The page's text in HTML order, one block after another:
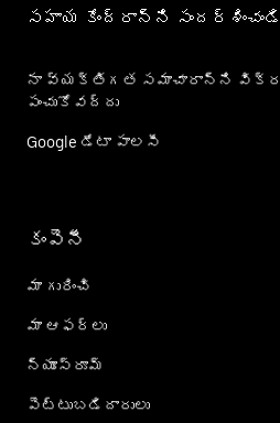
సహాయ కేంద్రాన్ని సందర్శించండి
నా వ్యక్తిగత సమాచారాన్ని
పంచుకోవద్దు
Google డేటా పాలసీ
కంపెనీ
మా గురించి
మా ఆఫర్లు
న్యూస్‌రూమ్
పెట్టుబడిదారులు